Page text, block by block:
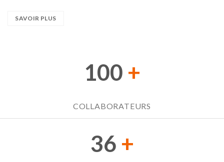
SAVOIR PLUS
100 +
COLLABORATEURS
36 +